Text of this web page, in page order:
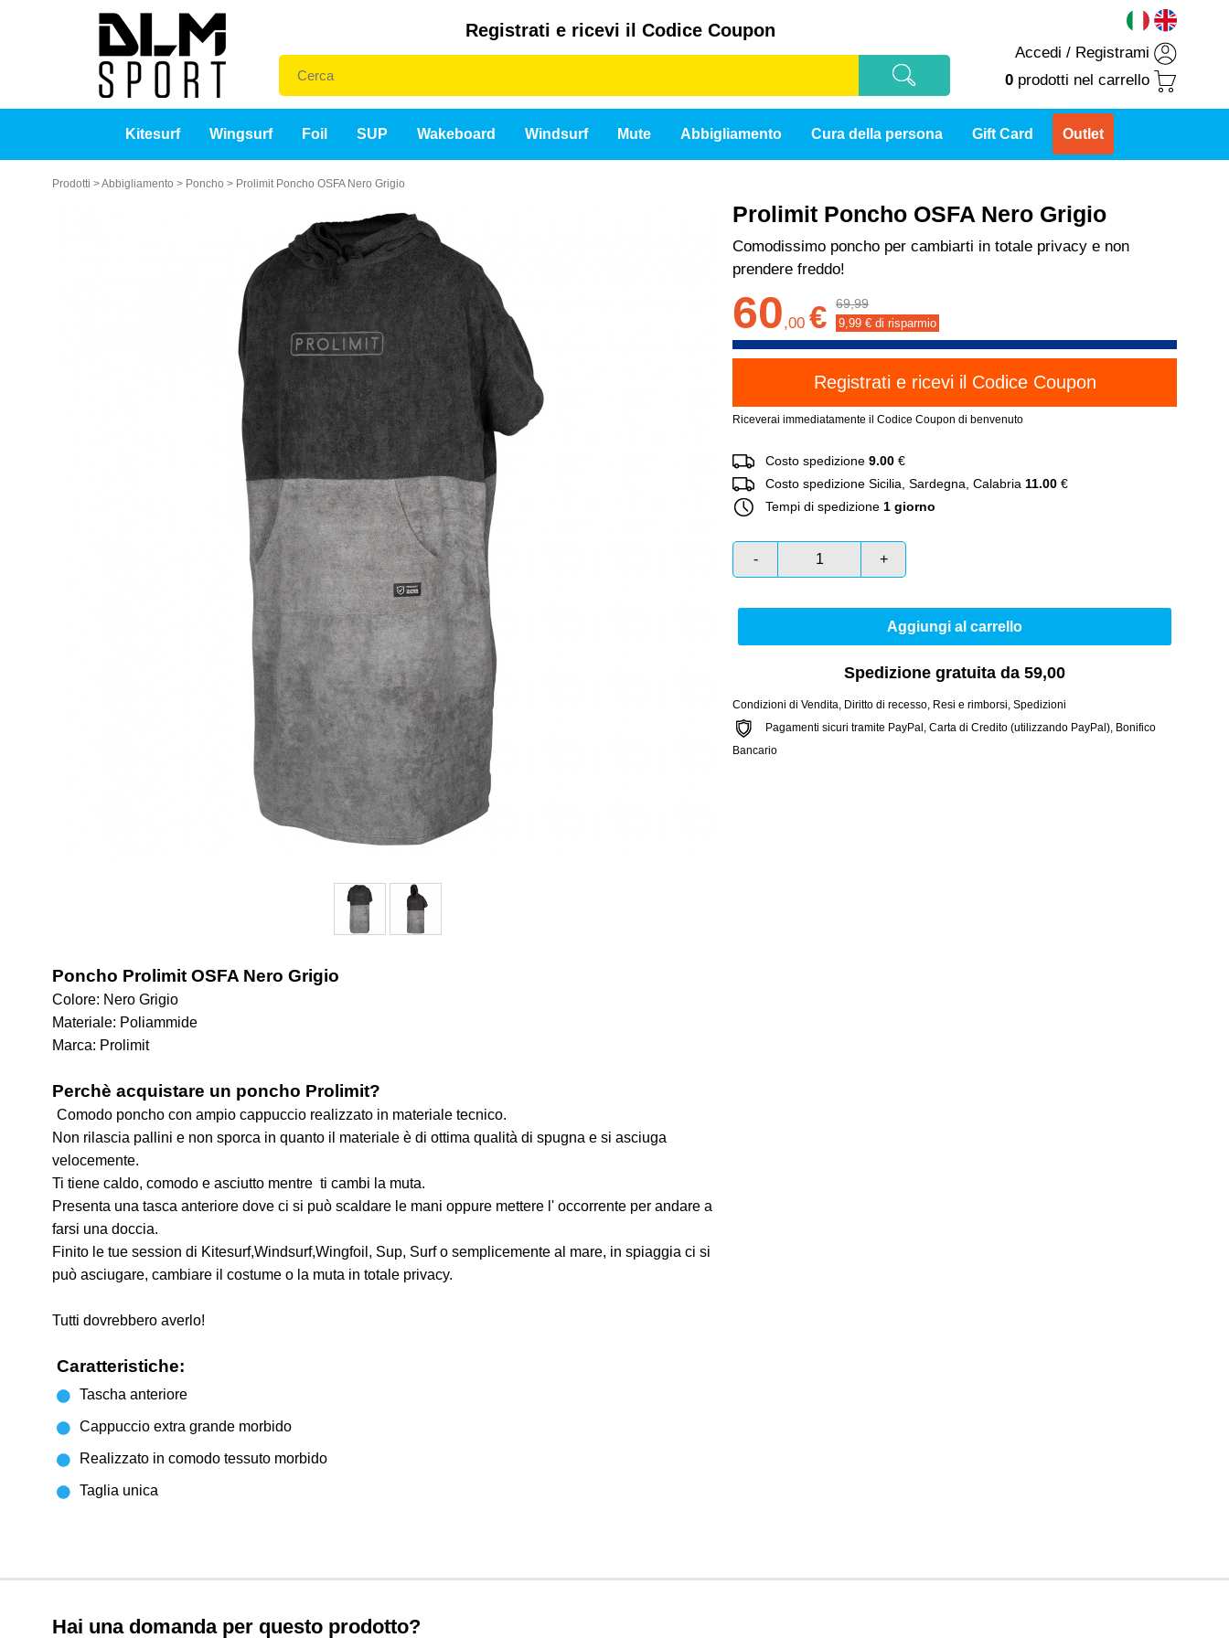
Registrati e ricevi il Codice Coupon
Accedi / Registrami
0 prodotti nel carrello
Kitesurf Wingsurf Foil SUP Wakeboard Windsurf Mute Abbigliamento Cura della persona Gift Card Outlet
Prodotti >Abbigliamento > Poncho > Prolimit Poncho OSFA Nero Grigio
Prolimit Poncho OSFA Nero Grigio
Comodissimo poncho per cambiarti in totale privacy e non
prendere freddo!
60,00 € 69,99
9,99 € di risparmio
Riceverai immediatamente il Codice Coupon di benvenuto
Costo spedizione 9.00 €
Costo spedizione Sicilia, Sardegna, Calabria 11.00 €
Tempi di spedizione 1 giorno
- +
Aggiungi al carrello
Spedizione gratuita da 59,00
Condizioni di Vendita, Diritto di recesso, Resi e rimborsi, Spedizioni
Pagamenti sicuri tramite PayPal, Carta di Credito (utilizzando PayPal), Bonifico
Bancario
Poncho Prolimit OSFA Nero Grigio
Colore: Nero Grigio
Materiale: Poliammide
Marca: Prolimit
Perchè acquistare un poncho Prolimit?
Comodo poncho con ampio cappuccio realizzato in materiale tecnico.
Non rilascia pallini e non sporca in quanto il materiale è di ottima qualità di spugna e si asciuga
velocemente.
Ti tiene caldo, comodo e asciutto mentre ti cambi la muta.
Presenta una tasca anteriore dove ci si può scaldare le mani oppure mettere l' occorrente per andare a
farsi una doccia.
Finito le tue session di Kitesurf,Windsurf,Wingfoil, Sup, Surf o semplicemente al mare, in spiaggia ci si
può asciugare, cambiare il costume o la muta in totale privacy.
Tutti dovrebbero averlo!
Caratteristiche:
Tascha anteriore
Cappuccio extra grande morbido
Realizzato in comodo tessuto morbido
Taglia unica
Hai una domanda per questo prodotto?